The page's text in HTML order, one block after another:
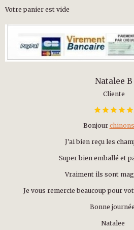
Votre panier est vide
Natalee B
Cliente
Bonjour
J'ai bien reçu les
Super bien emballé et
Vraiment ils sont
Je vous remercie beaucoup pour
Bonne
Natalee